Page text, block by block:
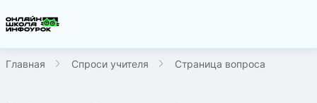
Главная Спроси учителя Страница вопроса